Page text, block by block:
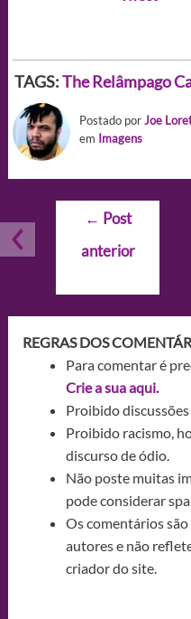
TAGS:The Relâmpago
Postado porJoe
em Imagens
Navegação
Post
← Post
anterior
REGRAS DOS
Para comentar é
Crie a sua aqui.
Proibido
Proibido racismo,
discurso de ódio.
Não poste muitas
pode considerar
Os comentários
autores e não
criador do site.